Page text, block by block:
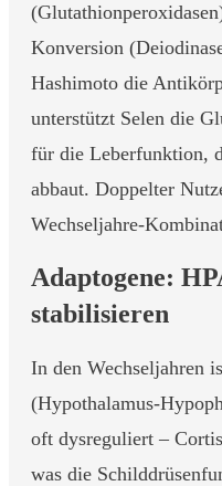
Konversion
Hashimoto die
unterstützt Selen die
für die Leberfunktion,
abbaut. Doppelter
Wechseljahre-
Adaptogene:
stabilisieren
In den Wechseljahren
(Hypothalamus-
oft dysreguliert –
was die